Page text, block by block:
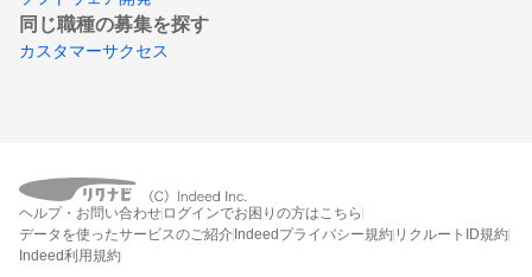
同じ職種の募集を探す
カスタマーサクセス
ヘルプ・お問い合わせ ログインでお困りの方はこちら
データを使ったサービスのご紹介Indeedプライバシー規約 リクルートID規約
Indeed利用規約